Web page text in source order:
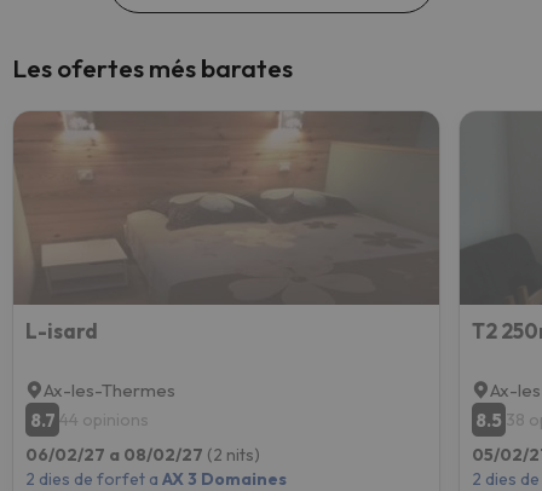
Les ofertes més barates
L-isard
Ax-les-Thermes
8.7 44 opinions
06/02/27 a 08/02/27 (2 nits)
2 dies de forfet a AX 3 Domaines
T2
Ax-
8.5 38
05/02/
2 dies